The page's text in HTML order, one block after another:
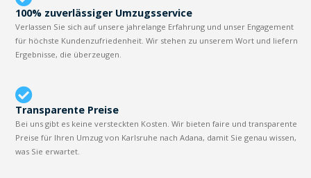
100% zuverlässiger Umzugsservice
Verlassen Sie sich auf unsere jahrelange Erfahrung und unser Engagement
für höchste Kundenzufriedenheit. Wir stehen zu unserem Wort und liefern
Ergebnisse, die überzeugen.
Transparente Preise
Bei uns gibt es keine versteckten Kosten. Wir bieten faire und transparente
Preise für Ihren Umzug von Karlsruhe nach Adana, damit Sie genau wissen,
was Sie erwartet.